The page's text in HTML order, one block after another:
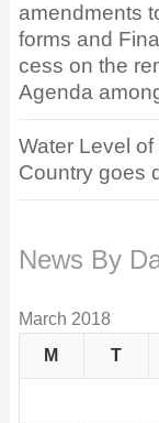
amendments
forms and
cess on the
Agenda
Water Level
Country goes
News By
March 2018
M
T